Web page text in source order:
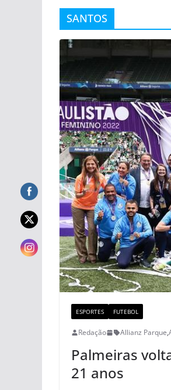
SANTOS
ESPORTES FUTEBOL
Redação Allianz Parque,
Palmeiras
21 anos